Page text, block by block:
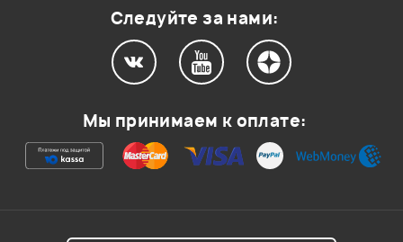
Ваша оценка:
Следуйте за нами:
Мы принимаем к оплате: